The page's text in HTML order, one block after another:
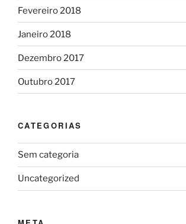
Fevereiro 2018
Janeiro 2018
Dezembro 2017
Outubro 2017
CATEGORIAS
Sem categoria
Uncategorized